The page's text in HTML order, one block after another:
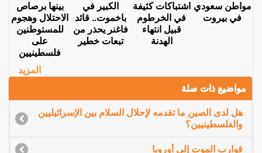
مواطن سعودي
في بيروت
اشتباكات كثيفة
في الخرطوم
قبيل انتهاء
الهدنة
الكبير في
باخموت.. قائد
فاغنر يحذر من
تبعات خطير
بينها برصاص
الاحتلال وهجوم
للمستوطنين
على
فلسطينيين
المزيد
مواضيع ذات صلة
هل لدى الصين ما تقدمه لإحلال السلام بين الإسرائيليين
والفلسطينيين؟
قوارب الموت إلى أوروبا